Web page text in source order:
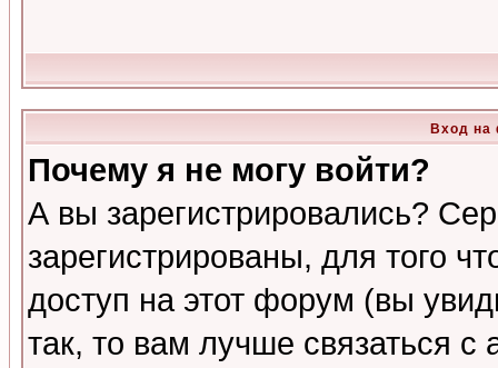
Вход на
Почему я не могу войти?
А вы зарегистрировались?
зарегистрированы, для того
доступ на этот форум (вы
так, то вам лучше связаться